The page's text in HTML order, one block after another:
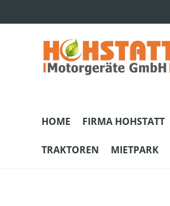
HOME FIRMA HOHSTATT
TRAKTOREN MIETPARK